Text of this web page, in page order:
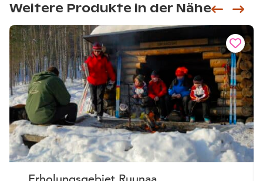
Weitere Produkte in der Nähe Siirry